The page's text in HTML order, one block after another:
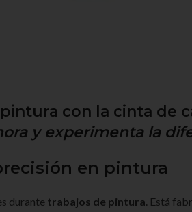
con la cinta de
y experimenta la
en pintura
durante trabajos de pintura . Está